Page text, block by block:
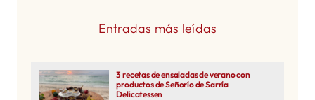
Entradas más leídas
3 recetas de ensaladas de verano con
productos de Señorío de Sarría
Delicatessen